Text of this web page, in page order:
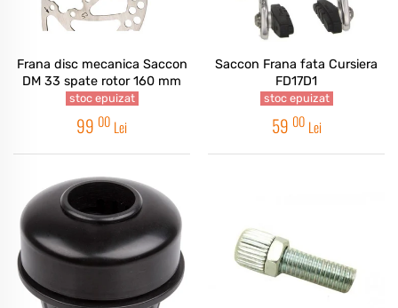
Frana disc mecanica Saccon
DM 33 spate rotor 160 mm
stoc epuizat
99 00 Lei
Saccon Frana fata Cursiera
FD17D1
stoc epuizat
59 00 Lei